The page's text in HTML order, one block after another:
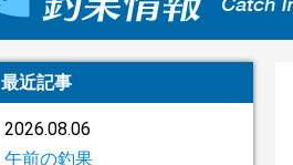
最近記事
2026.08.06
午前の釣果